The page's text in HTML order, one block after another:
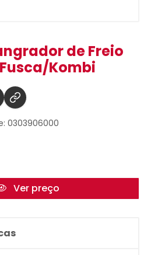
de Freio
Kombi
0303906000
Ver preço